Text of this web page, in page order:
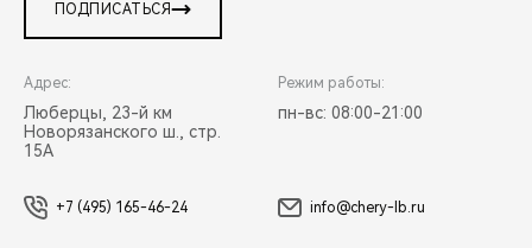
ПОДПИСАТЬСЯ
Адрес:
Люберцы, 23-й км
Новорязанского ш., стр.
15А
Режим работы:
пн-вс: 08:00-21:00
+7 (495) 165-46-24 info@chery-lb.ru